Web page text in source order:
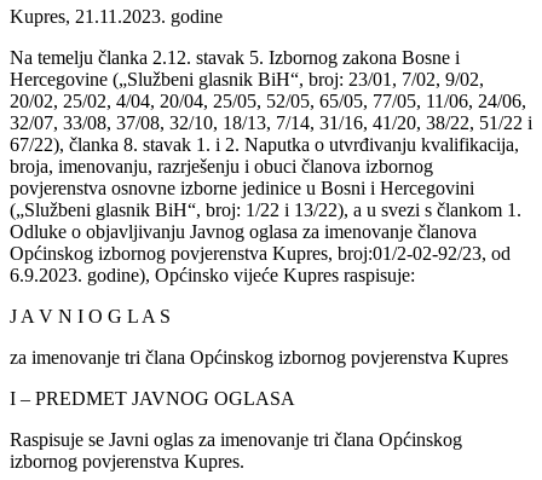
Kupres, 21.11.2023. godine
Na temelju članka 2.12. stavak 5. Izbornog zakona Bosne i
Hercegovine („Službeni glasnik BiH“, broj: 23/01, 7/02, 9/02,
20/02, 25/02, 4/04, 20/04, 25/05, 52/05, 65/05, 77/05, 11/06, 24/06,
32/07, 33/08, 37/08, 32/10, 18/13, 7/14, 31/16, 41/20, 38/22, 51/22 i
67/22), članka 8. stavak 1. i 2. Naputka o utvrđivanju kvalifikacija,
broja, imenovanju, razrješenju i obuci članova izbornog
povjerenstva osnovne izborne jedinice u Bosni i Hercegovini
(„Službeni glasnik BiH“, broj: 1/22 i 13/22), a u svezi s člankom 1.
Odluke o objavljivanju Javnog oglasa za imenovanje članova
Općinskog izbornog povjerenstva Kupres, broj:01/2-02-92/23, od
6.9.2023. godine), Općinsko vijeće Kupres raspisuje:
J A V N I O G L A S
za imenovanje tri člana Općinskog izbornog povjerenstva Kupres
I – PREDMET JAVNOG OGLASA
Raspisuje se Javni oglas za imenovanje tri člana Općinskog
izbornog povjerenstva Kupres.